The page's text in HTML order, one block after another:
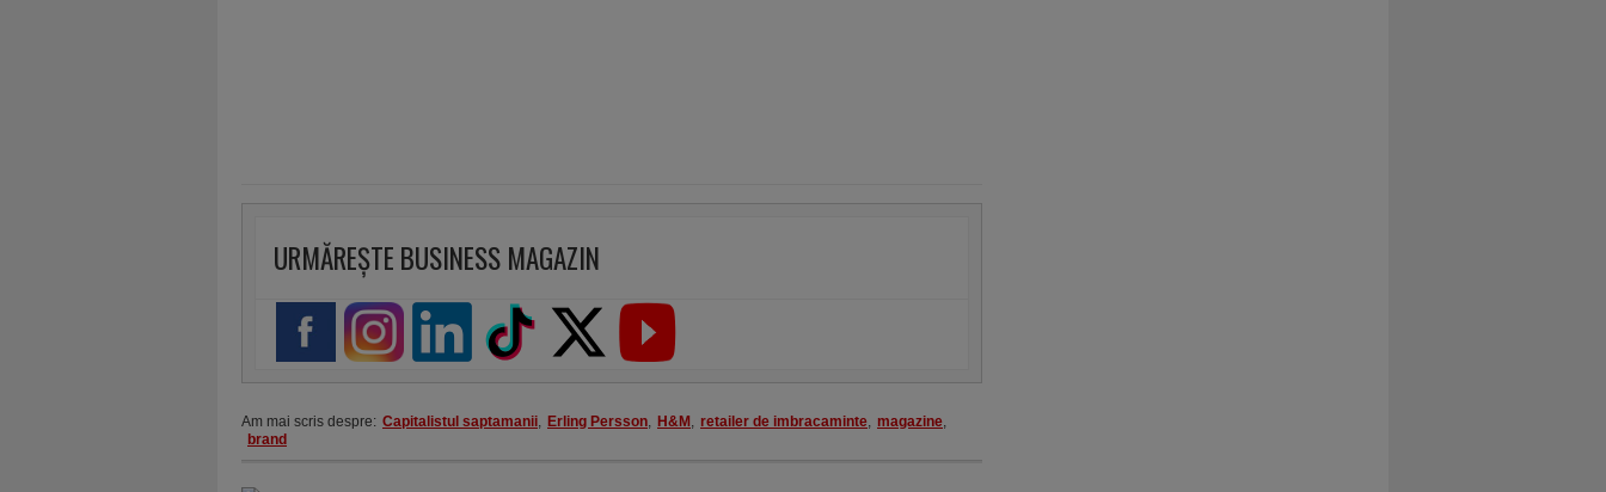
URMĂREȘTE BUSINESS MAGAZIN
Am mai scris despre: Capitalistul saptamanii, Erling Persson, H&M , retailer de imbracaminte, magazine,
brand